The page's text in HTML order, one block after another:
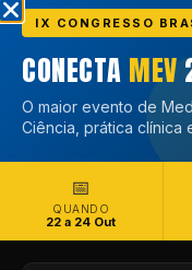
IX CONGRESSO
CONECTA MEV
O maior evento de
Ciência, prática clínica
📅
QUANDO
22 a 24 Out